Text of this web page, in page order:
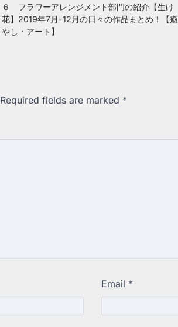
６ フラワーアレンジメント部門の紹介【生け
花】2019年7月-12月の日々の作品まとめ！【癒
やし・アート】
Required fields are marked *
Email *